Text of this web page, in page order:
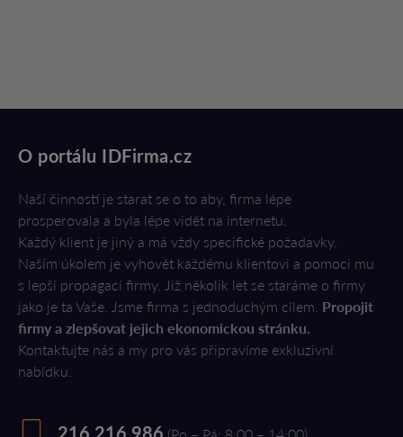
O portálu IDFirma.cz
Naší činností je starat se o to aby, firma lépe
prosperovala a byla lépe vidět na internetu.
Každý klient je jiný a má vždy specifické požadavky.
Naším úkolem je vyhovět každému klientovi a pomoci mu
s lepší propagací firmy. Již několik let se staráme o firmy
jako je ta Vaše. Jsme firma s jednoduchým cílem. Propojit
firmy a zlepšovat jejich ekonomickou stránku.
Kontaktujte nás a my pro vás připravíme exkluzivní
nabídku.
216 216 986